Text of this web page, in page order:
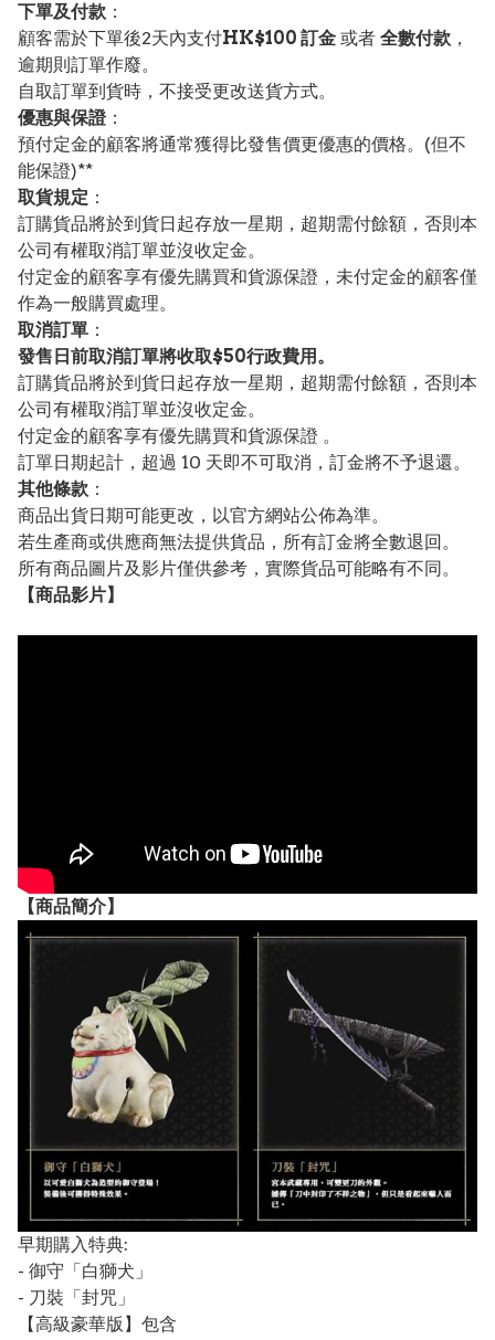
下單及付款 ：
顧客需於下單後2天內支付HK$100 訂金 或者 全數付款 ，
逾期則訂單作廢。
自取訂單到貨時，不接受更改送貨方式。
優惠與保證：
預付定金的顧客將通常獲得比發售價更優惠的價格。(但不
能保證)**
取貨規定 ：
訂購貨品將於到貨日起存放一星期，超期需付餘額，否則本
公司有權取消訂單並沒收定金。
付定金的顧客享有優先購買和貨源保證，未付定金的顧客僅
作為一般購買處理。
取消訂單 ：
發售日前取消訂單將收取$50行政費用。
訂購貨品將於到貨日起存放一星期，超期需付餘額，否則本
公司有權取消訂單並沒收定金。
付定金的顧客享有優先購買和貨源保證 。
訂單日期起計，超過 10 天即不可取消，訂金將不予退還。
其他條款 ：
商品出貨日期可能更改，以官方網站公佈為準。
若生產商或供應商無法提供貨品，所有訂金將全數退回。
所有商品圖片及影片僅供參考，實際貨品可能略有不同。
【商品影片】
【商品簡介】
早期購入特典:
- 御守「白獅犬」
- 刀裝「封咒」
【高級豪華版】包含